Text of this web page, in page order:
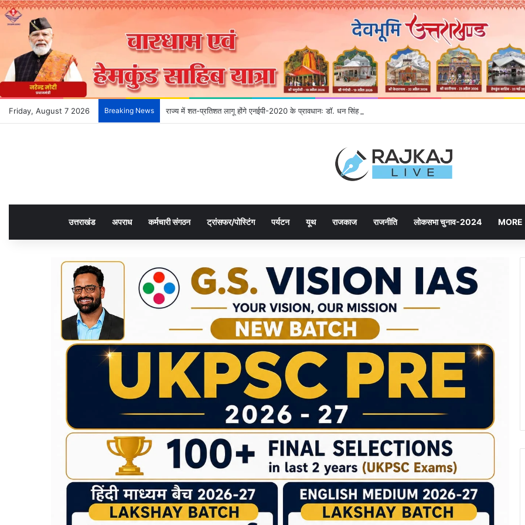
Friday, August 7 2026 Breaking News राज्य में शत-प्रतिशत लागू होंगे एनईपी-2020 के प्रावधानः डाॅ. धन सिंह रावत
उत्तराखंड अपराध कर्मचारी संगठन ट्रांसफर/पोस्टिंग पर्यटन यूथ राजकाज राजनीति लोकसभा चुनाव-2024 MORE